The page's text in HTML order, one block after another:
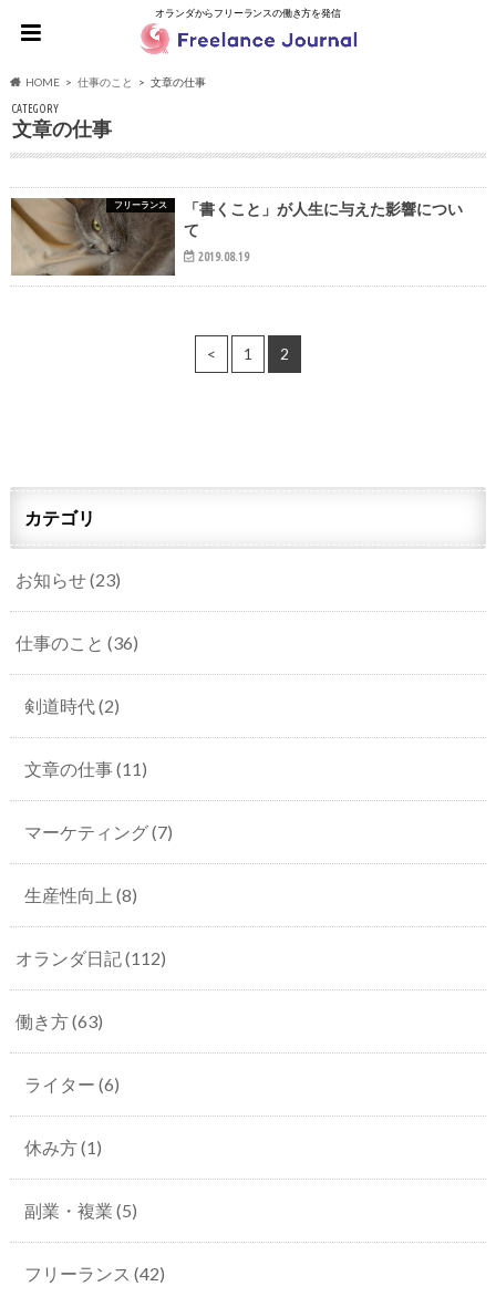
オランダからフリーランスの働き方を発信
HOME 仕事のこと 文章の仕事
CATEGORY
文章の仕事
フリーランス
「書くこと」が人生に与えた影響につい
て
2019.08.19
< 1 2
カテゴリ
お知らせ(23)
仕事のこと (36)
剣道時代(2)
文章の仕事(11)
マーケティング(7)
生産性向上 (8)
オランダ日記(112)
働き方(63)
ライター (6)
休み方(1)
副業・複業 (5)
フリーランス (42)